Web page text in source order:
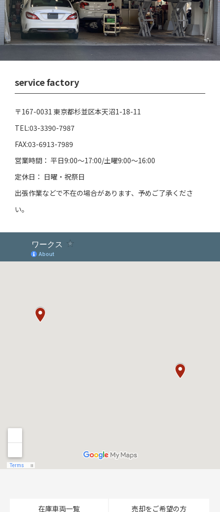
service factory
〒167-0031 東京都杉並区本天沼1-18-11
TEL:03-3390-7987
FAX:03-6913-7989
営業時間： 平日9:00～17:00/土曜9:00～16:00
定休日： 日曜・祝祭日
出張作業などで不在の場合があります、予めご了承くださ
い。
在庫車両一覧 売却をご希望の方